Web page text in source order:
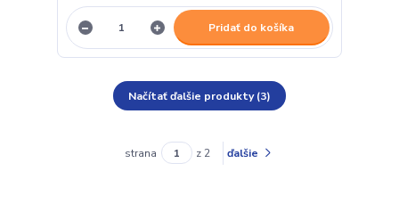
Pridať do košíka
Načítať ďalšie produkty (3)
strana z 2 ďalšie